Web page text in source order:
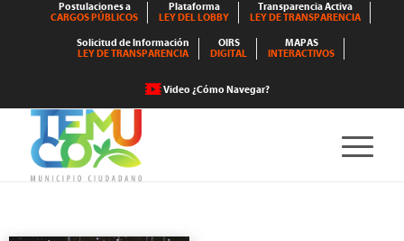
Postulaciones a
CARGOS PÚBLICOS
Plataforma
LEY DEL LOBBY
Transparencia Activa
LEY DE TRANSPARENCIA
Solicitud de Información
LEY DE TRANSPARENCIA
OIRS
DIGITAL
MAPAS
INTERACTIVOS
Video ¿Cómo Navegar?